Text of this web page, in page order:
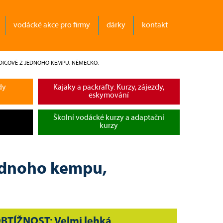
vodácké akce pro firmy dárky kontakt
Z JEDNOHO KEMPU, NĚMECKO.
Kajaky a packrafty. Kurzy, zájezdy,
eskymování
Školní vodácké kurzy a adaptační
kurzy
kempu,